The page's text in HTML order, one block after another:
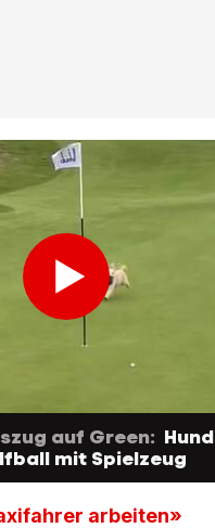
auf Green: Hund
mit Spielzeug
arbeiten»